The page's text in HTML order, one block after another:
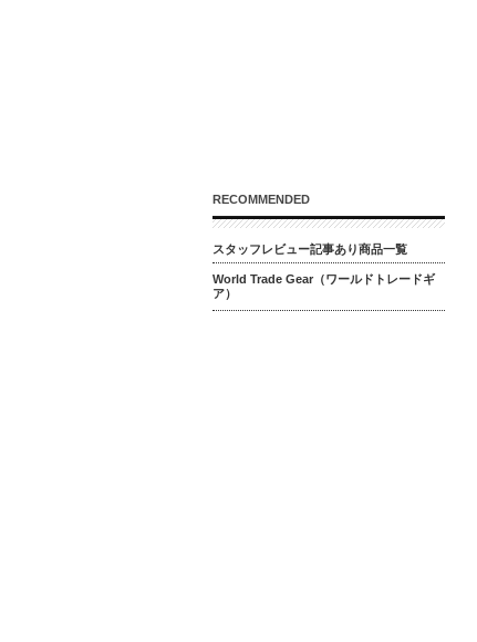
RECOMMENDED
スタッフレビュー記事あり商品一覧
World Trade Gear（ワールドトレードギ
ア）